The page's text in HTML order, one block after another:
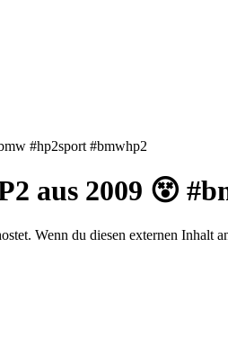
#hp2sport #bmwhp2
aus 2009 😵
Wenn du diesen externen Inhalt